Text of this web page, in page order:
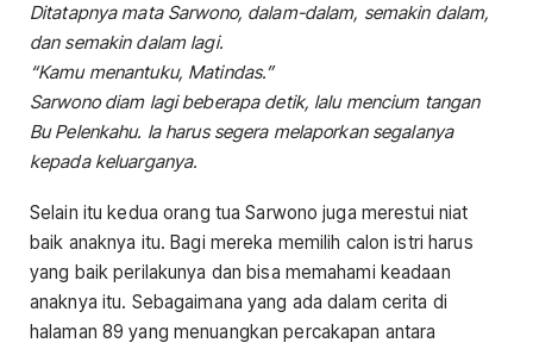
Ditatapnya mata Sarwono, dalam-dalam, semakin dalam,
dan semakin dalam lagi.
“Kamu menantuku, Matindas.”
Sarwono diam lagi beberapa detik, lalu mencium tangan
Bu Pelenkahu. Ia harus segera melaporkan segalanya
kepada keluarganya.
Selain itu kedua orang tua Sarwono juga merestui niat
baik anaknya itu. Bagi mereka memilih calon istri harus
yang baik perilakunya dan bisa memahami keadaan
anaknya itu. Sebagaimana yang ada dalam cerita di
halaman 89 yang menuangkan percakapan antara